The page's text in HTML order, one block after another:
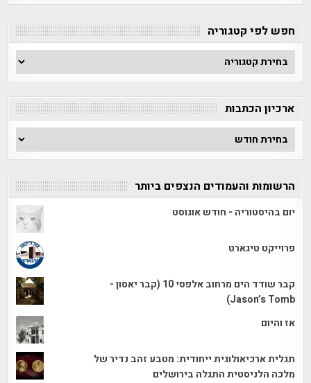
חפש לפי קטגוריה
חפש
לפי
ארכיון הכתבות
ארכיון
הכתבות
הרשומות והעמודים הנצפים ביותר
יום בהיסטוריה - חודש אוגוסט
פרוייקט טיגארט
קבר שודד הים מרחוב אלפסי 10 (קבר יאסון -
Jason’s Tomb)
אז והיום
תגלית ארכיאולוגית ייחודית: מטבע זהב נדיר של
מלכה הלניסטית התגלה בירושלים